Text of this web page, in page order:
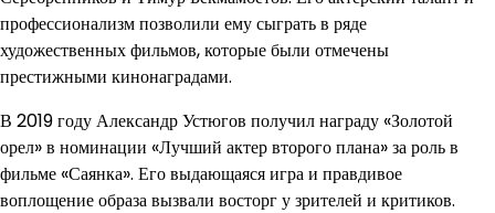
профессионализм позволили ему сыграть в ряде
художественных фильмов, которые были отмечены
престижными кинонаградами.
В 2019 году Александр Устюгов получил награду «Золотой
орел» в номинации «Лучший актер второго плана» за роль в
фильме «Саянка». Его выдающаяся игра и правдивое
воплощение образа вызвали восторг у зрителей и критиков.